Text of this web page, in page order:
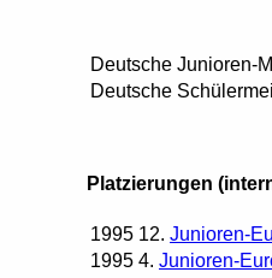
Deutsche Junioren-
Deutsche
Platzierungen
1995 12. Junioren-
1995 4. Junioren-